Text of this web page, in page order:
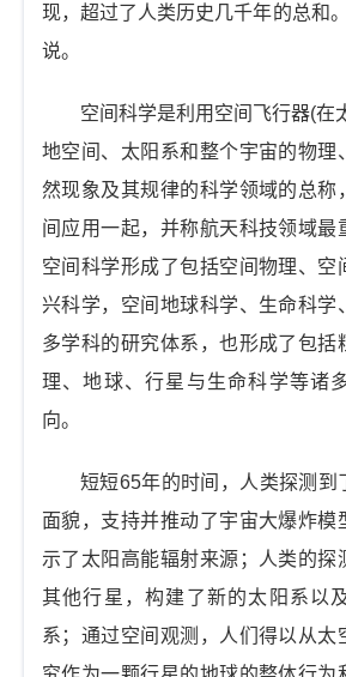
现，超过了人类历史几千年的总和
说。
空间科学是利用空间飞行器(在
地空间、太阳系和整个宇宙的物理
然现象及其规律的科学领域的总称
间应用一起，并称航天科技领域最
空间科学形成了包括空间物理、空
兴科学，空间地球科学、生命科学
多学科的研究体系，也形成了包括
理、地球、行星与生命科学等诸
向。
短短65年的时间，人类探测到
面貌，支持并推动了宇宙大爆炸模
示了太阳高能辐射来源；人类的探
其他行星，构建了新的太阳系以
系；通过空间观测，人们得以从太